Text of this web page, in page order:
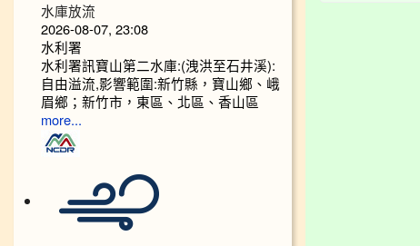
水庫放流
2026-08-07, 23:08
水利署
水利署訊寶山第二水庫:(洩洪至石井溪):
自由溢流,影響範圍:新竹縣，寶山鄉、峨
眉鄉；新竹市，東區、北區、香山區
more...